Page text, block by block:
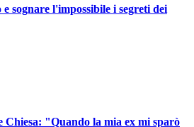
sognare l'impossibile i segreti dei
Chiesa: "Quando la mia ex mi sparò